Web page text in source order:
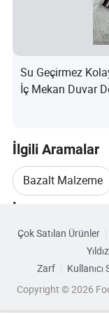
S:7. Şirketinizi
Y: Sorun değil, biz
etmeniz için size yol
Su Geçirmez
İç Mekan Duvar
İlgili Aramalar
Bazalt Malzeme
Bazalt Lif Kumaşı
Kategorilere
Çok Satılan Ürünler
Zarf
Copyright © 2026